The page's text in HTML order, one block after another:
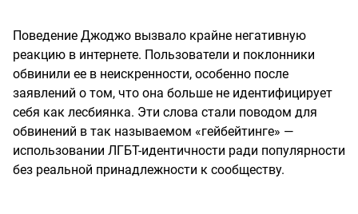
Поведение Джоджо вызвало крайне негативную
реакцию в интернете. Пользователи и поклонники
обвинили ее в неискренности, особенно после
заявлений о том, что она больше не идентифицирует
себя как лесбиянка. Эти слова стали поводом для
обвинений в так называемом «гейбейтинге» —
использовании ЛГБТ-идентичности ради популярности
без реальной принадлежности к сообществу.